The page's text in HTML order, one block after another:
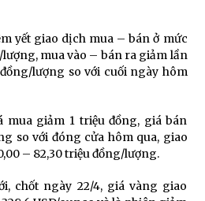
yết giao dịch mua – bán ở mức
lượng, mua vào – bán ra giảm lần
lượng so với cuối ngày hôm
mua giảm 1 triệu đồng, giá bán
so với đóng cửa hôm qua, giao
– 82,30 triệu đồng/lượng.
chốt ngày 22/4, giá vàng giao